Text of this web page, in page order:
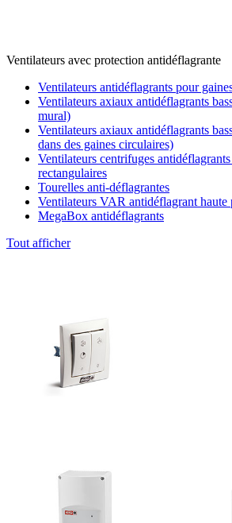
Ventilateurs avec protection antidéflagrante
Ventilateurs antidéflagrants pour
Ventilateurs axiaux antidéflagrants
mural)
Ventilateurs axiaux antidéflagrants
dans des gaines circulaires)
Ventilateurs centrifuges
rectangulaires
Tourelles anti-déflagrantes
Ventilateurs VAR antidéflagrant haute
MegaBox antidéflagrants
Tout afficher